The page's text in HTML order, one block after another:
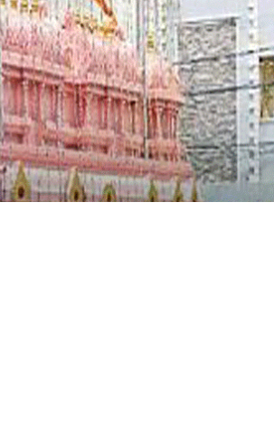
वा
र
को
बो
ना
लु
,
ऐ
सा
हो
गा
ट्रै
फि